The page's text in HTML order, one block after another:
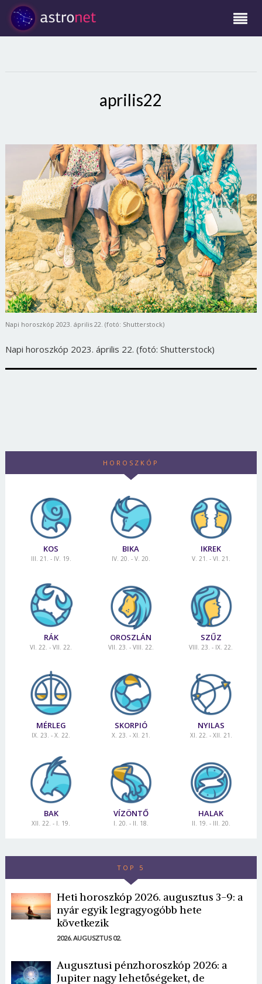
aprilis22
Napi horoszkóp 2023. április 22. (fotó: Shutterstock)
Napi horoszkóp 2023. április 22. (fotó: Shutterstock)
HOROSZKÓP
KOS
III. 21. - IV. 19.
BIKA
IV. 20. - V. 20.
IKREK
V. 21. - VI. 21.
RÁK
VI. 22. - VII. 22.
OROSZLÁN
VII. 23. - VIII. 22.
SZŰZ
VIII. 23. - IX. 22.
MÉRLEG
IX. 23. - X. 22.
SKORPIÓ
X. 23. - XI. 21.
NYILAS
XI. 22. - XII. 21.
BAK
XII. 22. - I. 19.
VÍZÖNTŐ
I. 20. - II. 18.
HALAK
II. 19. - III. 20.
TOP 5
Heti horoszkóp 2026. augusztus 3-9: a
nyár egyik legragyogóbb hete
következik
2026. AUGUSZTUS 02.
Augusztusi pénzhoroszkóp 2026: a
Jupiter nagy lehetőségeket, de